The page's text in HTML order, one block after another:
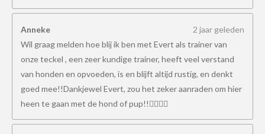
Anneke
2 jaar geleden
Wil graag melden hoe blij ik ben met Evert als trainer van
onze teckel , een zeer kundige trainer, heeft veel verstand
van honden en opvoeden, is en blijft altijd rustig, en denkt
goed mee!!Dankjewel Evert, zou het zeker aanraden om hier
heen te gaan met de hond of pup!!👍🏻👍🏻